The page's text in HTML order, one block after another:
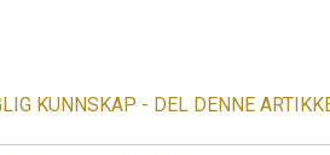
KUNNSKAP - DEL DENNE